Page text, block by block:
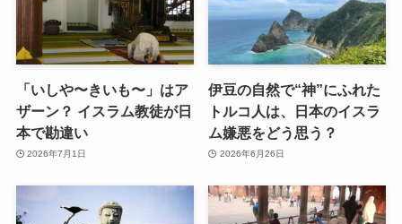
「いしや〜きいも〜」はア
ザーン？ イスラム教徒が日
本で勘違い
2026年7月1日
伊豆の自然で“神”にふれた
トルコ人は、日本のイスラ
ム嫌悪をどう思う？
2026年6月26日